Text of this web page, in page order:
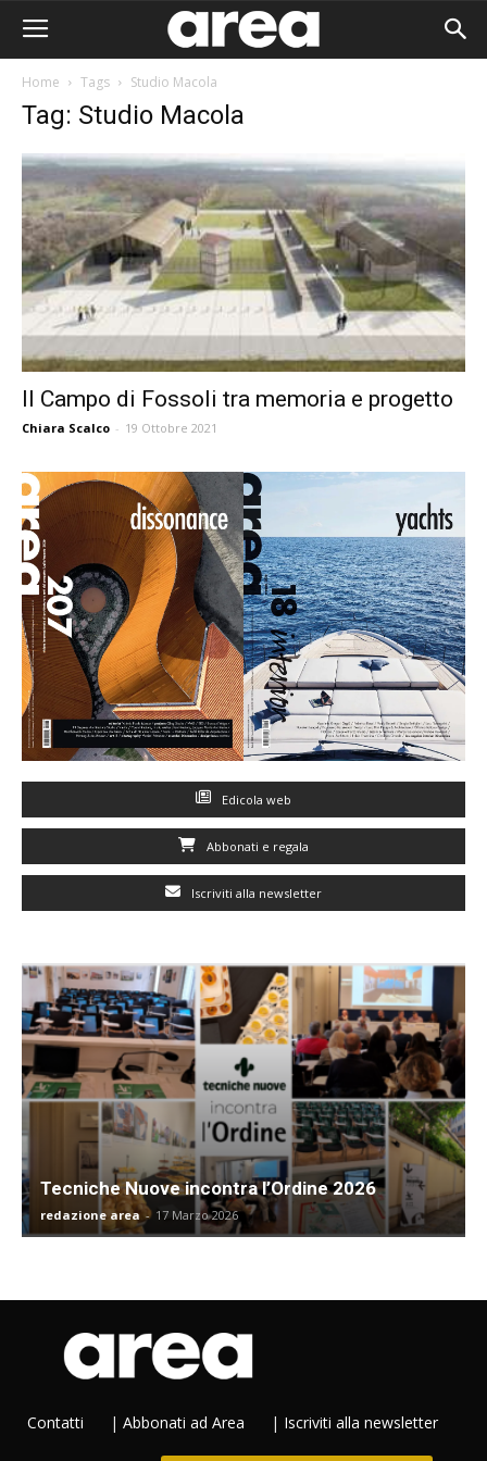
Home Tags Studio Macola
Tag: Studio Macola
Il Campo di Fossoli tra memoria e progetto
Chiara Scalco - 19 Ottobre 2021
Edicola web
Abbonati e regala
Iscriviti alla newsletter
Tecniche Nuove incontra l’Ordine 2026
redazione area - 17 Marzo 2026
Contatti | Abbonati ad Area | Iscriviti alla newsletter